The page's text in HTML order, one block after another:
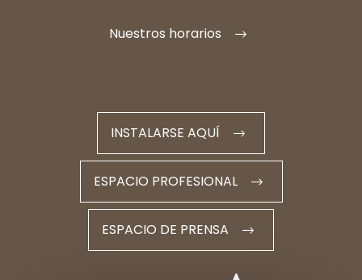
Nuestros horarios
INSTALARSE AQUÍ
ESPACIO PROFESIONAL
ESPACIO DE PRENSA